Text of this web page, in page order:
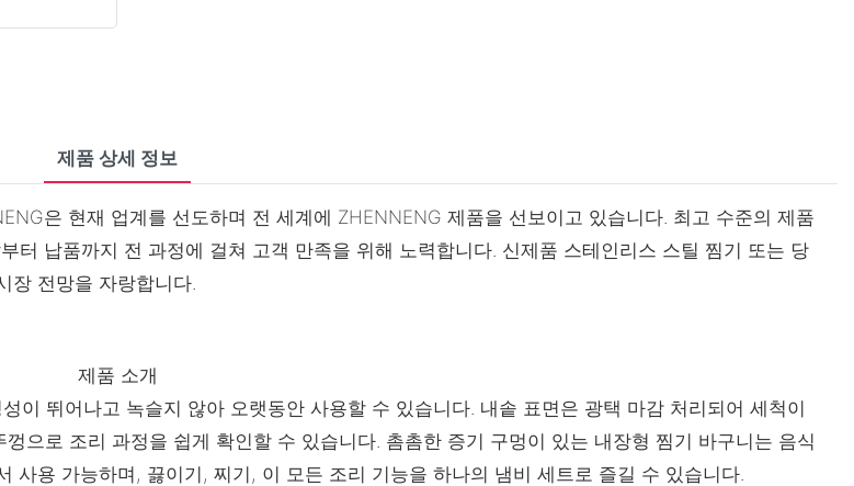
제품 상세 정보
은 현재 업계를 선도하며 전 세계에 ZHENNENG 제품을 선보이고 있습니다. 최고 수준의 제품
터 납품까지 전 과정에 걸쳐 고객 만족을 위해 노력합니다. 신제품 스테인리스 스틸 찜기 또는 당
장 전망을 자랑합니다.
제품 소개
이 뛰어나고 녹슬지 않아 오랫동안 사용할 수 있습니다. 내솥 표면은 광택 마감 처리되어 세척이
으로 조리 과정을 쉽게 확인할 수 있습니다. 촘촘한 증기 구멍이 있는 내장형 찜기 바구니는 음식
용 가능하며, 끓이기, 찌기, 이 모든 조리 기능을 하나의 냄비 세트로 즐길 수 있습니다.